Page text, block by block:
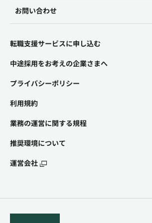
お問い合わせ
転職支援サービスに申し込む
中途採用をお考えの企業さまへ
プライバシーポリシー
利用規約
業務の運営に関する規程
推奨環境について
運営会社